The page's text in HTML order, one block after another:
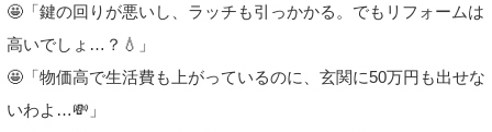
🤩「鍵の回りが悪いし、ラッチも引っかかる。でもリフォームは
高いでしょ…？💧」
🤩「物価高で生活費も上がっているのに、玄関に50万円も出せな
いわよ…💸」